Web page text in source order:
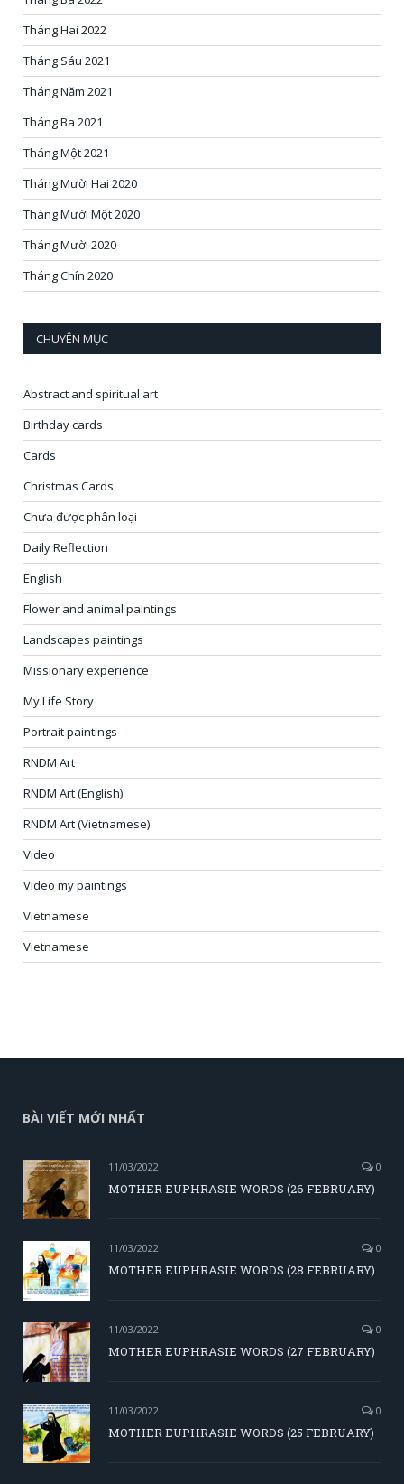
Tháng Hai 2022
Tháng Sáu 2021
Tháng Năm 2021
Tháng Ba 2021
Tháng Một 2021
Tháng Mười Hai 2020
Tháng Mười Một 2020
Tháng Mười 2020
Tháng Chín 2020
CHUYÊN MỤC
Abstract and spiritual art
Birthday cards
Cards
Christmas Cards
Chưa được phân loại
Daily Reflection
English
Flower and animal paintings
Landscapes paintings
Missionary experience
My Life Story
Portrait paintings
RNDM Art
RNDM Art (English)
RNDM Art (Vietnamese)
Video
Video my paintings
Vietnamese
Vietnamese
BÀI VIẾT MỚI NHẤT
11/03/2022 0
MOTHER EUPHRASIE WORDS (26 FEBRUARY)
11/03/2022 0
MOTHER EUPHRASIE WORDS (28 FEBRUARY)
11/03/2022 0
MOTHER EUPHRASIE WORDS (27 FEBRUARY)
11/03/2022 0
MOTHER EUPHRASIE WORDS (25 FEBRUARY)